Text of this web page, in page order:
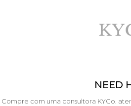
NEED
Compre com uma consultora KYCo.